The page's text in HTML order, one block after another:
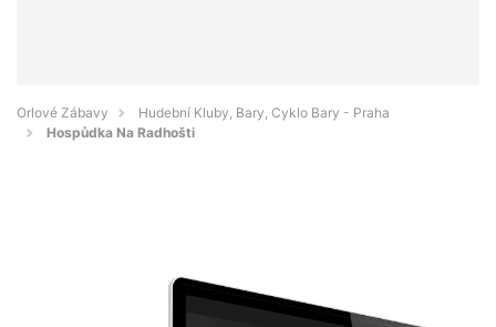
Orlové Zábavy
Hudební Kluby, Bary, Cyklo Bary - Praha
Hospůdka Na Radhošti